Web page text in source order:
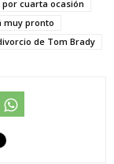
cuarta ocasión
muy pronto
de Tom Brady